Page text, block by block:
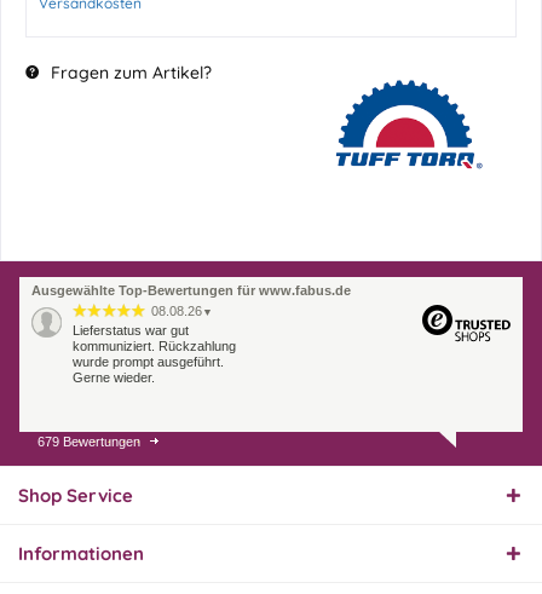
Fragen zum Artikel?
Ausgewählte Top-Bewertungen für www.fabus.de
08.08.26 ▼
Lieferstatus war gut
kommuniziert. Rückzahlung
wurde prompt ausgeführt.
Gerne wieder.
07.08.26
Endlich das richtige
679 Bewertungen
Shop Service
Informationen